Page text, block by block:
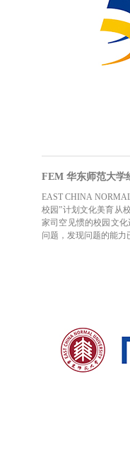
FEM 华东师范大学
EAST CHINA
校园”计划文化美育从
家司空见惯的校园文
问题，发现问题的能